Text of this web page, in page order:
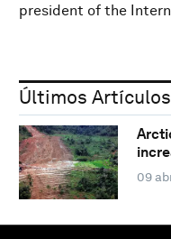
president of the
Últimos Artículos
09